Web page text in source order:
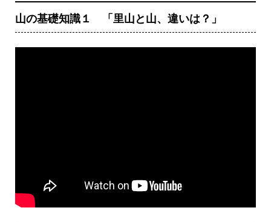
山の基礎知識１ 「里山と山、違いは？」